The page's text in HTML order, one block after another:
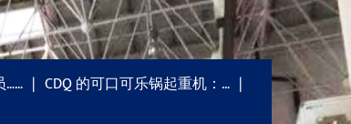
……
CDQ 的可口可乐锅起重机：…